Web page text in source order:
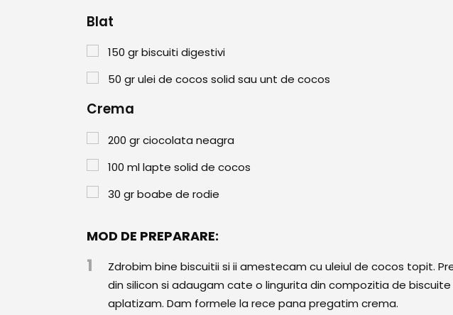
Blat
150 grbiscuiti digestivi
50 grulei de cocos solid sau unt de cocos
Crema
200 grciocolata neagra
100 mllapte solid de cocos
30 grboabe de rodie
MOD DE PREPARARE:
1
Zdrobim bine biscuitii si ii amestecam cu uleiul de cocos topit.
din silicon si adaugam cate o lingurita din compozitia de
aplatizam. Dam formele la rece pana pregatim crema.